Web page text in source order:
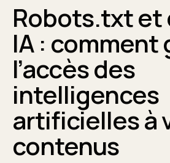
Robots.txt et
IA : comment
l’accès des
intelligences
artificielles à
contenus